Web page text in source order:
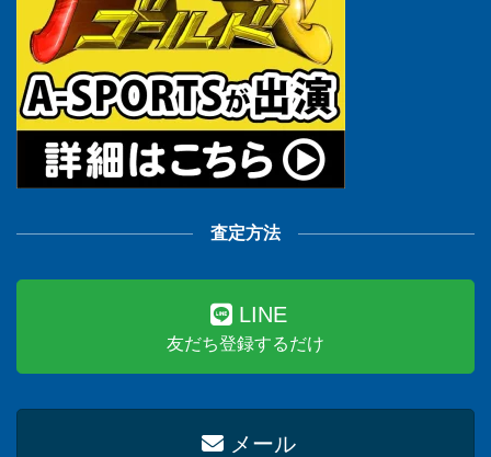
査定方法
LINE
友だち登録するだけ
メール